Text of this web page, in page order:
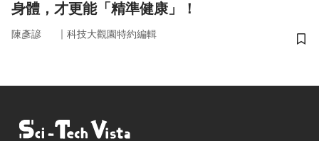
身體，才更能「精準健康」！
陳彥諺 ｜ 科技大觀園特約編輯
儲